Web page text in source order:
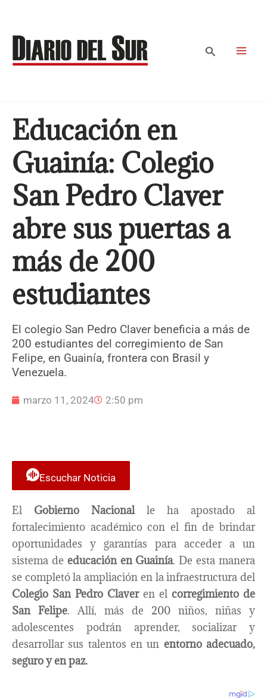
contenido
Buscar
Educación en
Guainía: Colegio
San Pedro Claver
abre sus puertas a
más de 200
estudiantes
El colegio San Pedro Claver beneficia a más de
200 estudiantes del corregimiento de San
Felipe, en Guainía, frontera con Brasil y
Venezuela.
marzo 11, 2024 2:50 pm
Escuchar Noticia
El Gobierno Nacionalle ha apostado al
fortalecimiento académico con el fin de brindar
oportunidades y garantías para acceder a un
sistema de educación en Guainía. De esta manera
se completó la ampliación en la infraestructura del
Colegio San Pedro Claveren el corregimiento de
San Felipe. Allí, más de 200 niños, niñas y
adolescentes podrán aprender, socializar y
desarrollar sus talentos en un entorno adecuado,
seguro y en paz.